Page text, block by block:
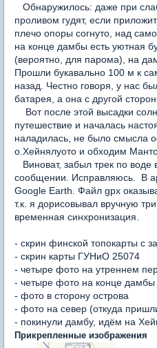
Обнаружилось: даже при
проливом гудят, если
плечо опоры согнуто, над
на конце дамбы есть уютная
(вероятно, для парома), на
Прошли букавально 100 м к
назад. Честно говоря, у нас
батарея, а она с другой
Вот после этой высадки
путешествие и началась
наладилась, не было смысла
о.Хейнялуото и обходим
Виноват, забыл трек по
сообщении. Исправляюсь. В
Google Earth . Файл gpx
т.к. я дорисовывал вручную
временная синхронизация.
- скрин финской топокарты с
- скрин карты ГУНиО 25074
- четыре фото на утреннем
- четыре фото на конце дамбы
- фото в сторону острова
- фото на север (откуда
- покинули дамбу, идём на
Прикрепленные изображения